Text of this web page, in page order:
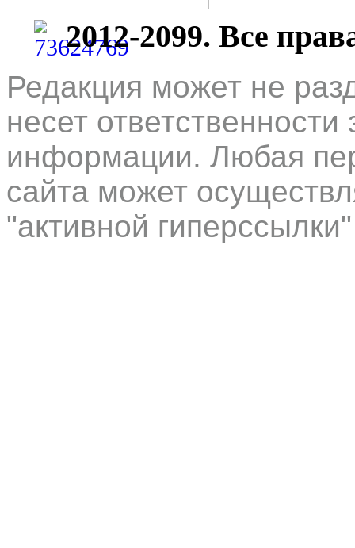
2012-2099. Все
Редакция может не
несет
информации. Любая
сайта может
"активной